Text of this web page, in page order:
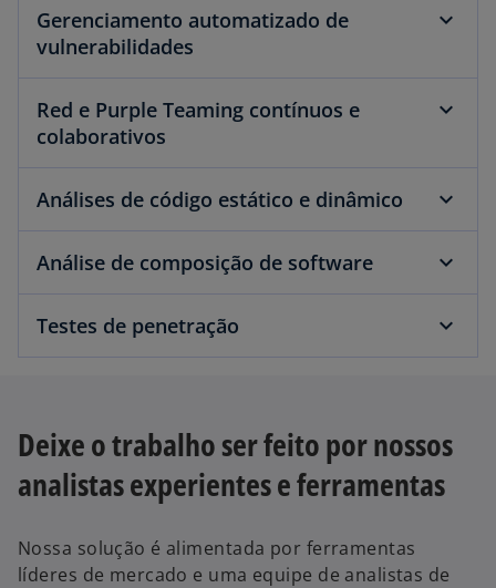
Gerenciamento automatizado de
vulnerabilidades
Red e Purple Teaming contínuos e
colaborativos
Análises de código estático e dinâmico
Análise de composição de software
Testes de penetração
Deixe o trabalho ser feito por nossos
analistas experientes e ferramentas
Nossa solução é alimentada por ferramentas
líderes de mercado e uma equipe de analistas de